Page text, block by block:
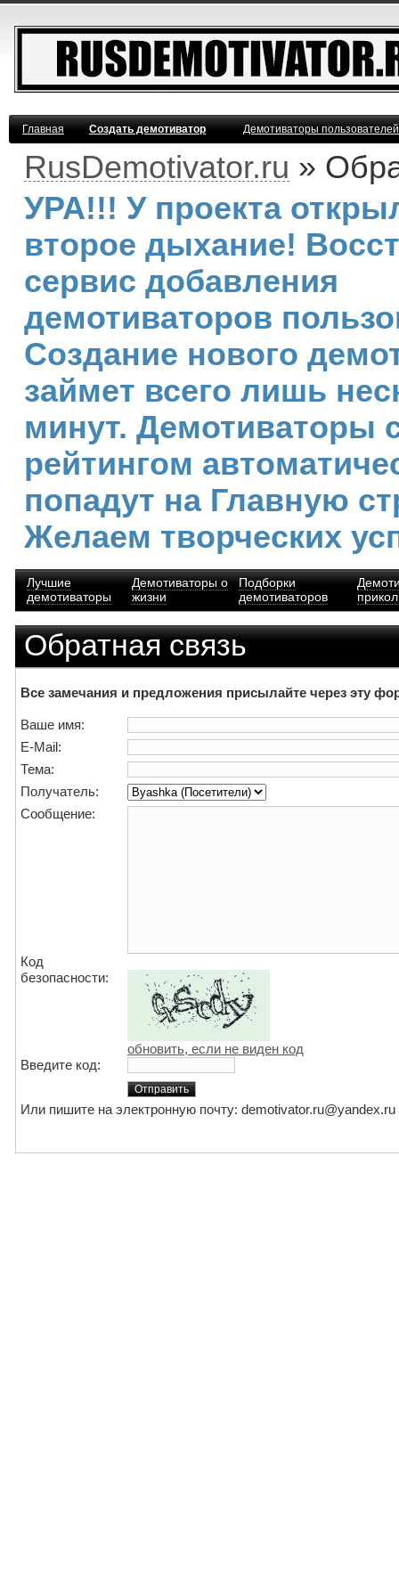
Главная Создать демотиватор Демотиваторы
RusDemotivator.ru »
УРА!!! У проекта
второе дыхание!
сервис добавления
демотиваторов
Создание нового
займет всего лишь
минут. Демотиваторы
рейтингом
попадут на Главную
Желаем творческих
Лучшие
демотиваторы
Демотиваторы о
жизни
Подборки
демотиваторов
Обратная связь
Все замечания и предложения присылайте через эту
Ваше имя:
E-Mail:
Тема:
Получатель:
Сообщение:
Код
безопасности:
обновить, если не виден код
Введите код:
Или пишите на электронную почту: demotivator.ru@yandex.ru